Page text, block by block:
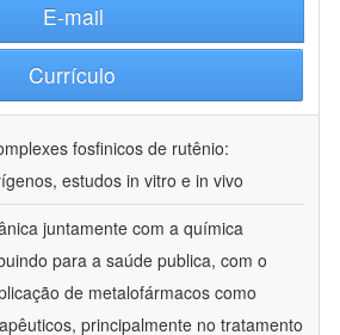
E-mail
Currículo
fosfinicos de rutênio:
estudos in vitro e in vivo
juntamente com a química
para a saúde publica, com o
de metalofármacos como
principalmente no tratamento